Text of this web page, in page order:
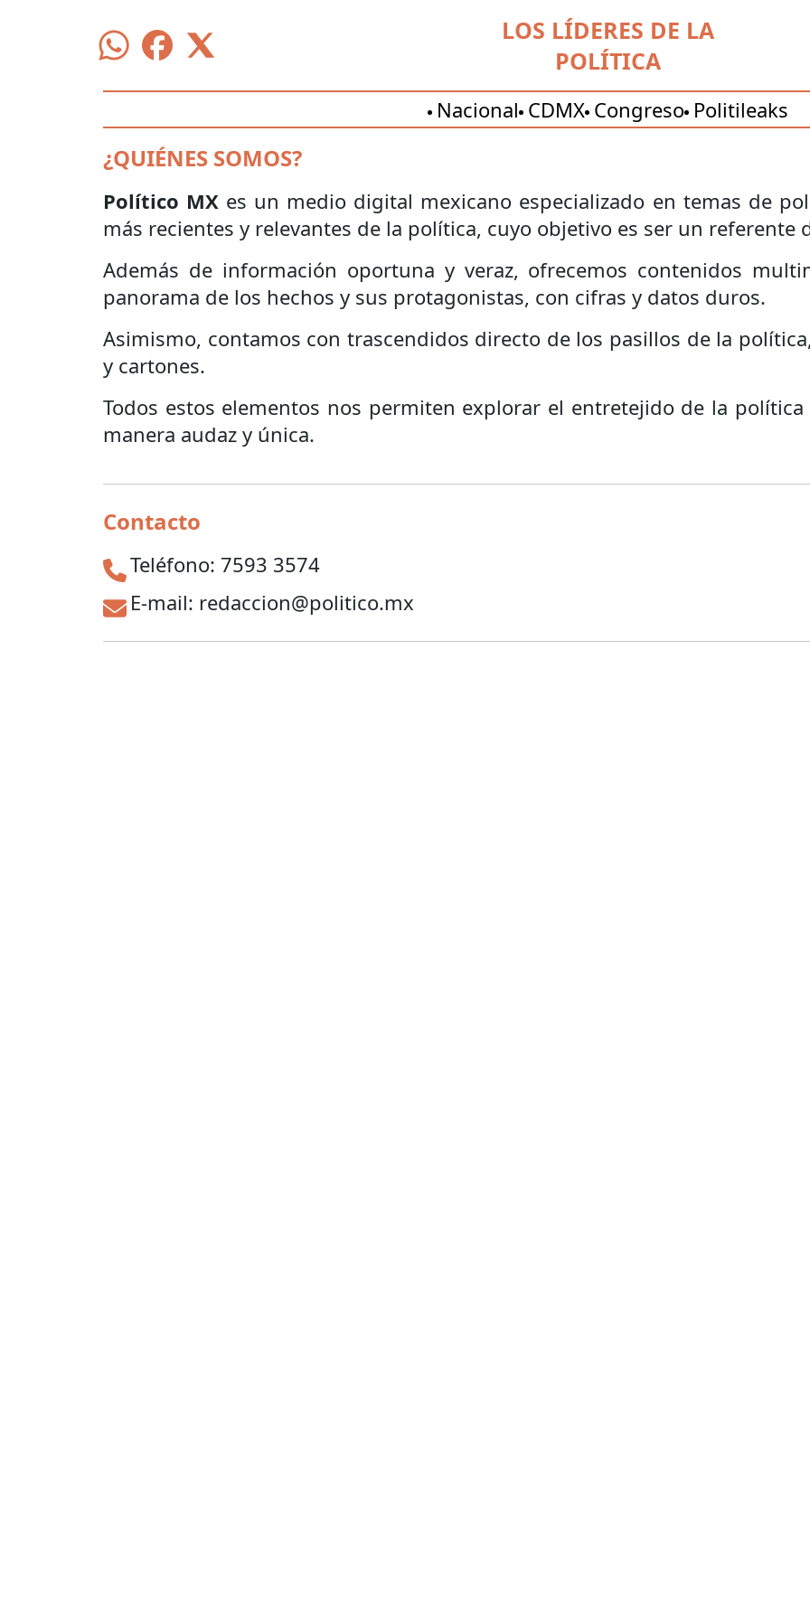
LOS LÍDERES DE LA
POLÍTICA
Nacional CDMX Congreso Politileaks
¿QUIÉNES SOMOS?
Político MX es un medio digital mexicano especializado en temas de
más recientes y relevantes de la política, cuyo objetivo es ser un referente
Además de información oportuna y veraz, ofrecemos contenidos
panorama de los hechos y sus protagonistas, con cifras y datos duros.
Asimismo, contamos con trascendidos directo de los pasillos de la
y cartones.
Todos estos elementos nos permiten explorar el entretejido de la
manera audaz y única.
Contacto
Teléfono: 7593 3574
E-mail: redaccion@politico.mx